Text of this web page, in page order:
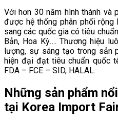
Với hơn 30 năm hình thành và
được hệ thống phân phối
sang các quốc gia có tiêu
Bản, Hoa Kỳ…. Thương hiệu
lượng, sự sáng tạo trong sản
hiện đại đạt tiêu chuẩn quốc
FDA – FCE – SID, HALAL.
Những sản phẩm
tại Korea Import